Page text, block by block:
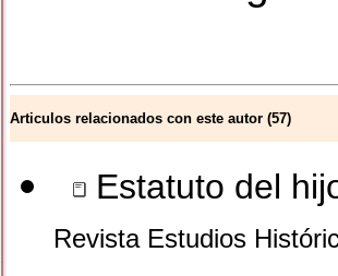
Articulos relacionados con este autor (57)
Estatuto del
Revista Estudios